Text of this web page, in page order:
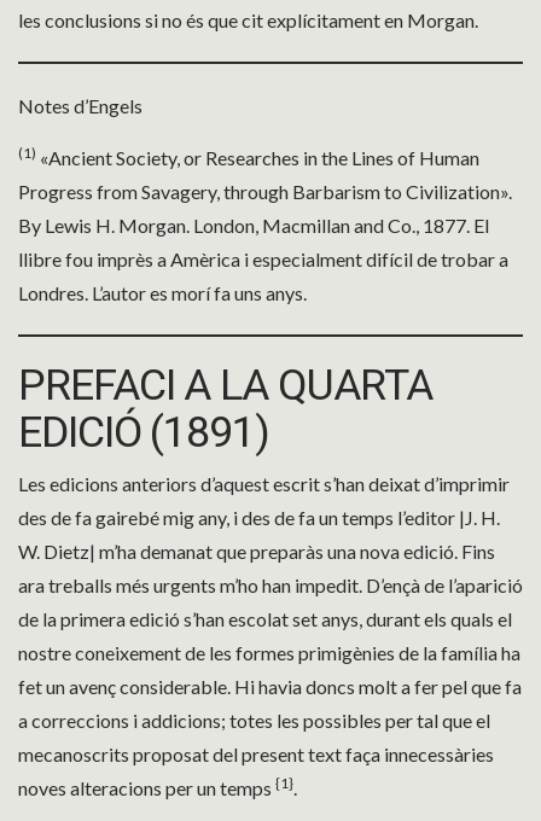
les conclusions si no és que cit explícitament en Morgan.
Notes d’Engels
(1) «Ancient Society, or Researches in the Lines of Human
Progress from Savagery, through Barbarism to Civilization».
By Lewis H. Morgan. London, Macmillan and Co., 1877. El
llibre fou imprès a Amèrica i especialment difícil de trobar a
Londres. L’autor es morí fa uns anys.
PREFACI A LA QUARTA
EDICIÓ (1891)
Les edicions anteriors d’aquest escrit s’han deixat d’imprimir
des de fa gairebé mig any, i des de fa un temps l’editor |J. H.
W. Dietz| m’ha demanat que preparàs una nova edició. Fins
ara treballs més urgents m’ho han impedit. D’ençà de l’aparició
de la primera edició s’han escolat set anys, durant els quals el
nostre coneixement de les formes primigènies de la família ha
fet un avenç considerable. Hi havia doncs molt a fer pel que fa
a correccions i addicions; totes les possibles per tal que el
mecanoscrits proposat del present text faça innecessàries
noves alteracions per un temps {1}.